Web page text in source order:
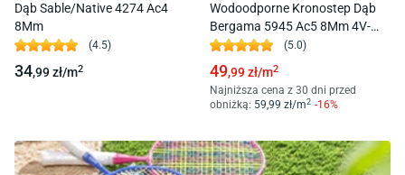
Dąb Sable/Native 4274 Ac4
8Mm
(4.5)
34,99zł/m2
Wodoodporne Kronostep Dąb
Bergama 5945 Ac5 8Mm 4V-
Fuga
(5.0)
49,99zł/m2
Najniższa cena z 30 dni przed
obniżką: 59,99 zł/m2 -16%